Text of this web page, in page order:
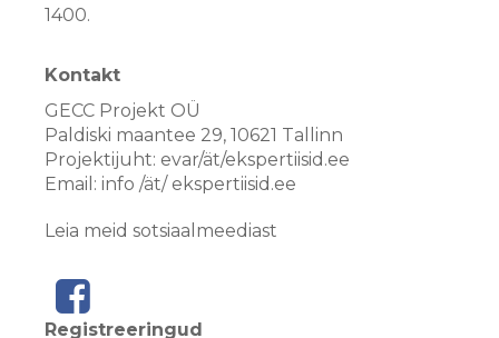
1400.
Kontakt
GECC Projekt OÜ
Paldiski maantee 29, 10621 Tallinn
Projektijuht: evar/ät/ekspertiisid.ee
Email: info /ät/ ekspertiisid.ee
Leia meid sotsiaalmeediast
Registreeringud